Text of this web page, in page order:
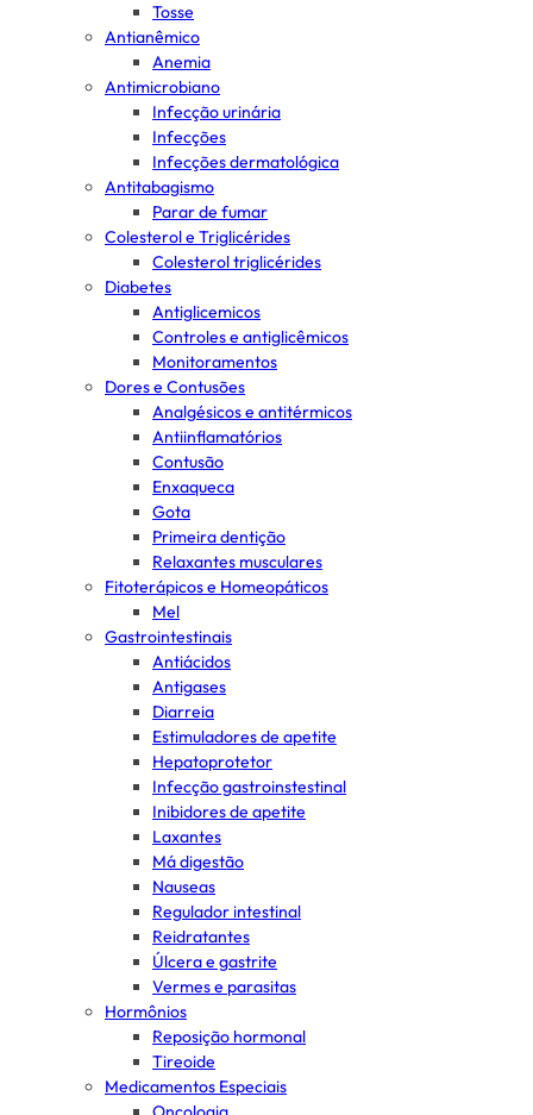
Tosse
Antianêmico
Anemia
Antimicrobiano
Infecção urinária
Infecções
Infecções dermatológica
Antitabagismo
Parar de fumar
Colesterol e Triglicérides
Colesterol triglicérides
Diabetes
Antiglicemicos
Controles e antiglicêmicos
Monitoramentos
Dores e Contusões
Analgésicos e antitérmicos
Antiinflamatórios
Contusão
Enxaqueca
Gota
Primeira dentição
Relaxantes musculares
Fitoterápicos e Homeopáticos
Mel
Gastrointestinais
Antiácidos
Antigases
Diarreia
Estimuladores de apetite
Hepatoprotetor
Infecção gastroinstestinal
Inibidores de apetite
Laxantes
Má digestão
Nauseas
Regulador intestinal
Reidratantes
Úlcera e gastrite
Vermes e parasitas
Hormônios
Reposição hormonal
Tireoide
Medicamentos Especiais